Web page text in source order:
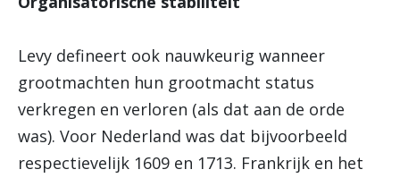
Levy defineert ook nauwkeurig wanneer
grootmachten hun grootmacht status
verkregen en verloren (als dat aan de orde
was). Voor Nederland was dat bijvoorbeeld
respectievelijk 1609 en 1713. Frankrijk en het